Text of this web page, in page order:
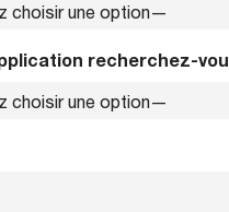
recherchez-